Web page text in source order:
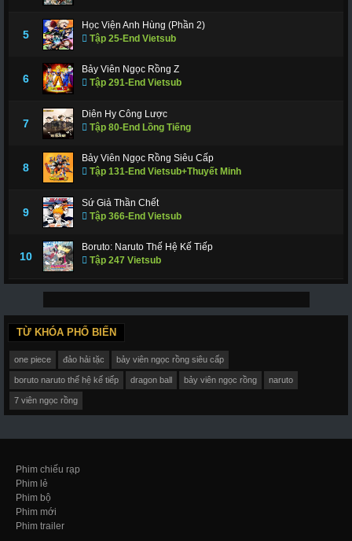
5
Học Viện Anh Hùng (Phần 2)
Tập 25-End Vietsub
6
Bảy Viên Ngọc Rồng Z
Tập 291-End Vietsub
7
Diên Hy Công Lược
Tập 80-End Lồng Tiếng
8
Bảy Viên Ngọc Rồng Siêu Cấp
Tập 131-End Vietsub+Thuyết Minh
9
Sứ Giả Thần Chết
Tập 366-End Vietsub
10
Boruto: Naruto Thế Hệ Kế Tiếp
Tập 247 Vietsub
TỪ KHÓA PHỔ BIẾN
one piece đảo hải tặc bảy viên ngọc rồng siêu cấp
boruto naruto thế hệ kế tiếp dragon ball bảy viên ngọc rồng naruto
7 viên ngọc rồng
Phim chiếu rạp
Phim lẻ
Phim bộ
Phim mới
Phim trailer